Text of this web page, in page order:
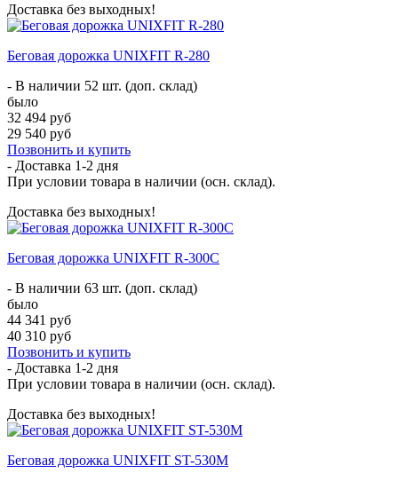
Доставка без выходных!
Беговая дорожка UNIXFIT R-280
- В наличии 52 шт. (доп. склад)
было
32 494 руб
29 540 руб
Позвонить и купить
- Доставка 1-2 дня
При условии товара в наличии (осн. склад).
Доставка без выходных!
Беговая дорожка UNIXFIT R-300C
- В наличии 63 шт. (доп. склад)
было
44 341 руб
40 310 руб
Позвонить и купить
- Доставка 1-2 дня
При условии товара в наличии (осн. склад).
Доставка без выходных!
Беговая дорожка UNIXFIT ST-530M